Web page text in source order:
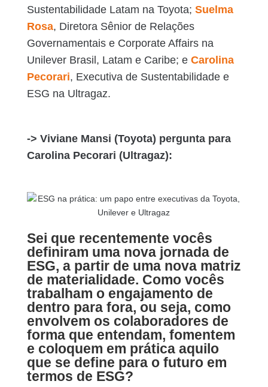
Sustentabilidade Latam na Toyota; Suelma
Rosa, Diretora Sênior de Relações
Governamentais e Corporate Affairs na
Unilever Brasil, Latam e Caribe; e Carolina
Pecorari, Executiva de Sustentabilidade e
ESG na Ultragaz.
-> Viviane Mansi (Toyota) pergunta para
Carolina Pecorari (Ultragaz):
Sei que recentemente vocês
definiram uma nova jornada de
ESG, a partir de uma nova matriz
de materialidade. Como vocês
trabalham o engajamento de
dentro para fora, ou seja, como
envolvem os colaboradores de
forma que entendam, fomentem
e coloquem em prática aquilo
que se define para o futuro em
termos de ESG?